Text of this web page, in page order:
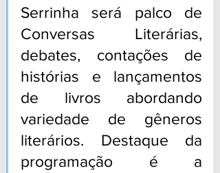
Serrinha será palco de
Conversas Literárias,
debates, contações de
histórias e lançamentos
de livros abordando
variedade de gêneros
literários. Destaque da
programação é a